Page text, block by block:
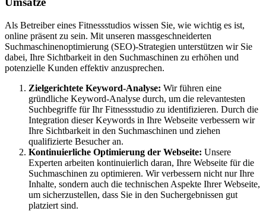
Als Betreiber eines Fitnessstudios wissen Sie, wie wichtig es ist,
online präsent zu sein. Mit unseren massgeschneiderten
Suchmaschinenoptimierung (SEO)-Strategien unterstützen wir Sie
dabei, Ihre Sichtbarkeit in den Suchmaschinen zu erhöhen und
potenzielle Kunden effektiv anzusprechen.
Zielgerichtete Keyword-Analyse: Wir führen eine
gründliche Keyword-Analyse durch, um die relevantesten
Suchbegriffe für Ihr Fitnessstudio zu identifizieren. Durch die
Integration dieser Keywords in Ihre Webseite verbessern wir
Ihre Sichtbarkeit in den Suchmaschinen und ziehen
qualifizierte Besucher an.
Kontinuierliche Optimierung der Webseite: Unsere
Experten arbeiten kontinuierlich daran, Ihre Webseite für die
Suchmaschinen zu optimieren. Wir verbessern nicht nur Ihre
Inhalte, sondern auch die technischen Aspekte Ihrer Webseite,
um sicherzustellen, dass Sie in den Suchergebnissen gut
platziert sind.